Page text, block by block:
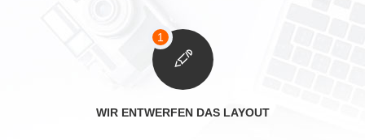
WIR ENTWERFEN DAS LAYOUT